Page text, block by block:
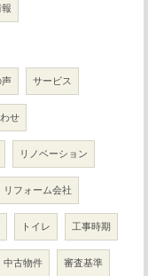
サービス
せ
リノベーション
リフォーム会社
トイレ 工事時期
中古物件 審査基準